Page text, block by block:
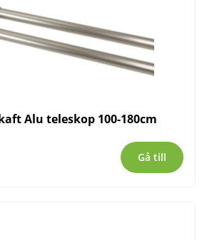
Alu teleskop 100-180cm
Gå till